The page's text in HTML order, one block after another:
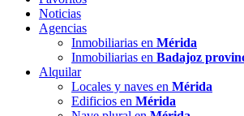
Noticias
Agencias
Inmobiliarias en Mérida
Inmobiliarias en Badajoz
Alquilar
Locales y naves en Mérida
Edificios en Mérida